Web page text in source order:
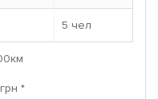
5 чел
*